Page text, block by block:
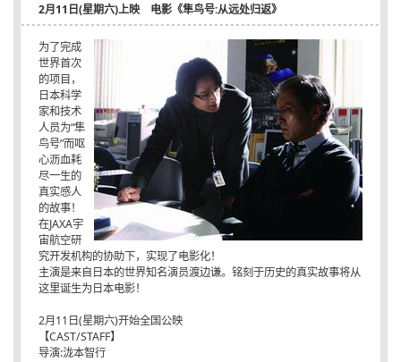
2月11日(星期六)上映 电影《隼鸟号:从远处归返》
为了完成
世界首次
的项目，
日本科学
家和技术
人员为“隼
鸟号”而呕
心沥血耗
尽一生的
真实感人
的故事！
在JAXA宇
宙航空研
究开发机构的协助下，实现了电影化！
主演是来自日本的世界知名演员渡边谦。铭刻于历史的真实故事将从
这里诞生为日本电影！
2月11日(星期六)开始全国公映
【CAST/STAFF】
导演:泷本智行